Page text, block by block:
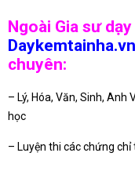
Ngoài Gia sư
Daykemtainha.vn
chuyên:
– Lý, Hóa, Văn, Sinh,
học
– Luyện thi các chứng chỉ